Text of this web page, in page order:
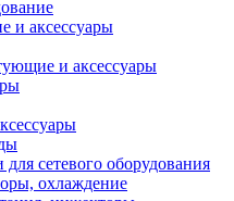
и аксессуары
и аксессуары
сетевого оборудования
охлаждение